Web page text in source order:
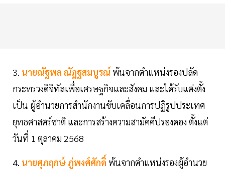
3. นายณัฐพล ณัฏฐสมบูรณ์ พ้นจากตำแหน่งรองปลัด
กระทรวงดิจิทัลเพื่อเศรษฐกิจและสังคม และได้รับแต่งตั้ง
เป็น ผู้อำนวยการสำนักงานขับเคลื่อนการปฏิรูปประเทศ
ยุทธศาสตร์ชาติ และการสร้างความสามัคคีปรองดอง ตั้งแต่
วันที่ 1 ตุลาคม 2568
4. นายศุภฤกษ์ ภู่พงศ์ศักดิ์ พ้นจากตำแหน่งรองผู้อำนวย